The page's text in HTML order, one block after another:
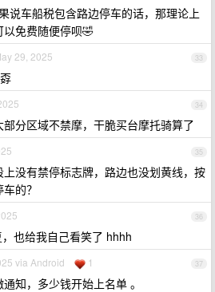
说车船税包含路边停车的话，那理论上
免费随便停呗🤣
33
29, 2025
34
分区域不禁摩，干脆买台摩托骑算了
35
没有禁停标志牌，路边也没划黄线，按
的？
36
也给我自己看笑了 hhhh
37
via Android 1
知，多少钱开始上名单 。